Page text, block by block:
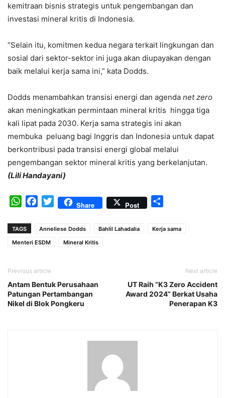
kemitraan bisnis strategis untuk pengembangan dan
investasi mineral kritis di Indonesia.
“Selain itu, komitmen kedua negara terkait lingkungan dan
sosial dari sektor-sektor ini juga akan diupayakan dengan
baik melalui kerja sama ini,” kata Dodds.
Dodds menambahkan transisi energi dan agenda net zero
akan meningkatkan permintaan mineral kritis hingga tiga
kali lipat pada 2030. Kerja sama strategis ini akan
membuka peluang bagi Inggris dan Indonesia untuk dapat
berkontribusi pada transisi energi global melalui
pengembangan sektor mineral kritis yang berkelanjutan.
(Lili Handayani)
WhatsAppFacebook
TwitterShare Post
TAGS Anneliese Dodds Bahlil Lahadalia
Kerja sama
Menteri ESDM
Mineral Kritis
Previous article
Antam Bentuk Perusahaan
Patungan Pertambangan
Nikel di Blok Pongkeru
Next article
UT Raih “K3 Zero Accident
Award 2024” Berkat Usaha
Penerapan K3